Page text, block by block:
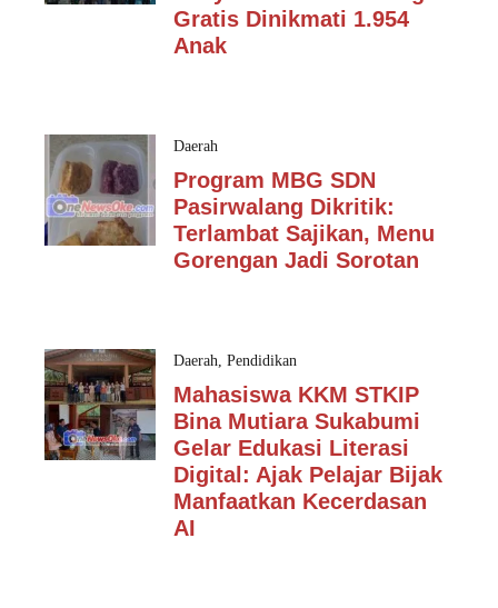
Gratis Dinikmati 1.954
Anak
Daerah
Program MBG SDN
Pasirwalang Dikritik:
Terlambat Sajikan, Menu
Gorengan Jadi Sorotan
Daerah, Pendidikan
Mahasiswa KKM STKIP
Bina Mutiara Sukabumi
Gelar Edukasi Literasi
Digital: Ajak Pelajar Bijak
Manfaatkan Kecerdasan
AI